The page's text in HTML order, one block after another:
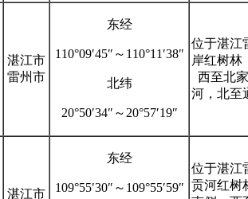
湛江市
雷州市
东经
110°09′45″～110°11′38″
北纬
20°50′34″～20°57′19″
位于湛江
岸红树林
西至北
河，北至
湛江市
东经
109°55′30″～109°55′59″
位于湛江
贡河红树